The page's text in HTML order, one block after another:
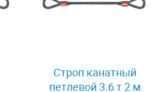
Строп канатный
петлевой 3.6 т 2 м